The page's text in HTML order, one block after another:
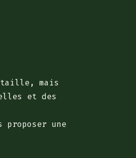
taille, mais
et des
une